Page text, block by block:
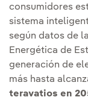
consumidores
sistema
según datos de
Energética de
generación de
más hasta
teravatios en